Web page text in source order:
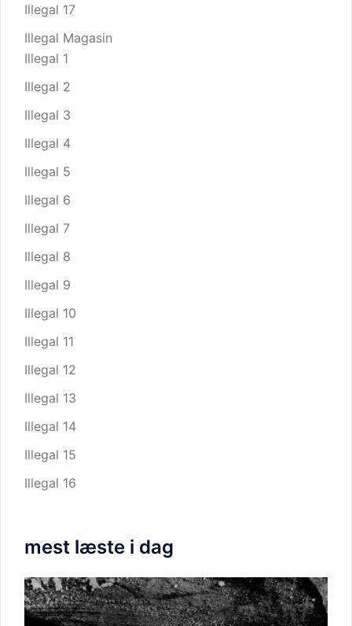
Illegal 17
Illegal Magasin
Illegal 1
Illegal 2
Illegal 3
Illegal 4
Illegal 5
Illegal 6
Illegal 7
Illegal 8
Illegal 9
Illegal 10
Illegal 11
Illegal 12
Illegal 13
Illegal 14
Illegal 15
Illegal 16
mest læste i dag